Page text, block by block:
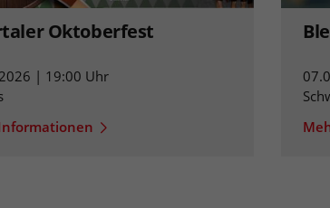
Oktoberfest
| 19:00 Uhr